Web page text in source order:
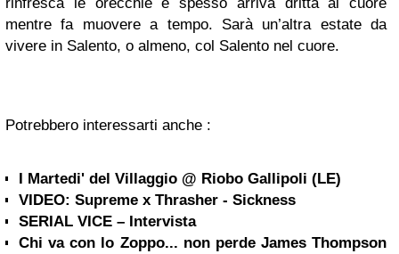
mentre fa muovere a tempo. Sarà un’altra estate da
vivere in Salento, o almeno, col Salento nel cuore.
Potrebbero interessarti anche :
I Martedi' del Villaggio @ Riobo Gallipoli (LE)
VIDEO: Supreme x Thrasher - Sickness
SERIAL VICE – Intervista
Chi va con lo Zoppo... non perde James Thompson